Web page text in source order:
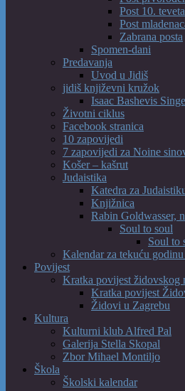
Post 10. teveta
Post
Zabrana posta
Spomen-dani
Predavanja
Uvod u Jidiš
jidiš književni kružok
Isaac Bashevis
Životni ciklus
Facebook stranica
10 zapovijedi
7 zapovijedi za Noine
Košer – kašrut
Judaistika
Katedra za
Knjižnica
Rabin Goldwasser,
Soul to soul
Soul to
Kalendar za tekuću
Povijest
Kratka povijest židovskog
Kratka povijest
Židovi u Zagrebu
Kultura
Kulturni klub Alfred Pal
Galerija Stella Skopal
Zbor Mihael Montiljo
Škola
Školski kalendar